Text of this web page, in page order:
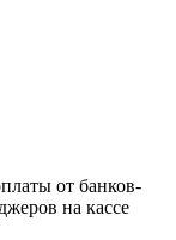
от банков-
на кассе